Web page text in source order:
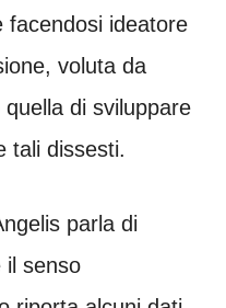
facendosi ideatore
voluta da
di sviluppare
tali dissesti.
parla di
il senso